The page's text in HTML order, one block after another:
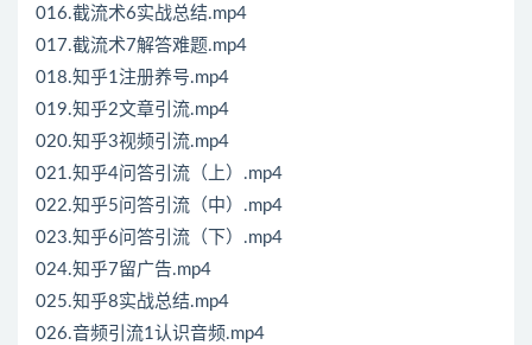
016.截流术6实战总结.mp4
017.截流术7解答难题.mp4
018.知乎1注册养号.mp4
019.知乎2文章引流.mp4
020.知乎3视频引流.mp4
021.知乎4问答引流（上）.mp4
022.知乎5问答引流（中）.mp4
023.知乎6问答引流（下）.mp4
024.知乎7留广告.mp4
025.知乎8实战总结.mp4
026.音频引流1认识音频.mp4